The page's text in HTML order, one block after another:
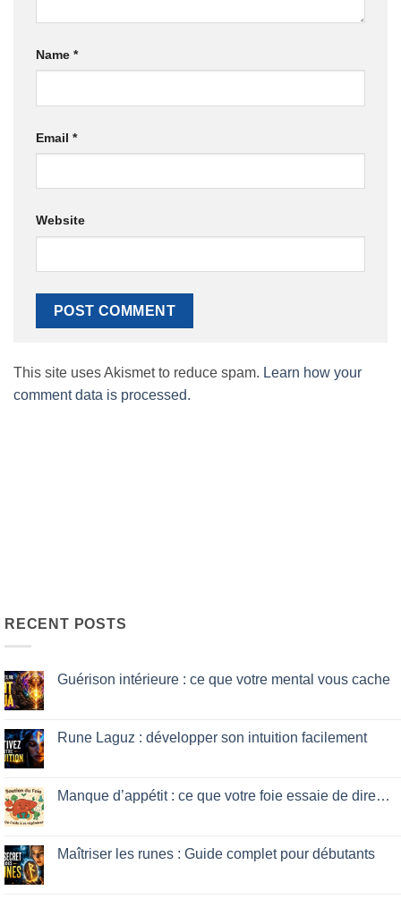
Name *
Email *
Website
This site uses Akismet to reduce spam. Learn how your
comment data is processed.
RECENT POSTS
Guérison intérieure : ce que votre mental vous cache
Guérison
intérieure
votre
mental
Rune Laguz : développer son intuition facilement
Rune
Laguz
intuition
facilement
Manque d’appétit : ce que votre foie essaie de dire…
Manque
d’appétit
Maîtriser les runes : Guide complet pour débutants